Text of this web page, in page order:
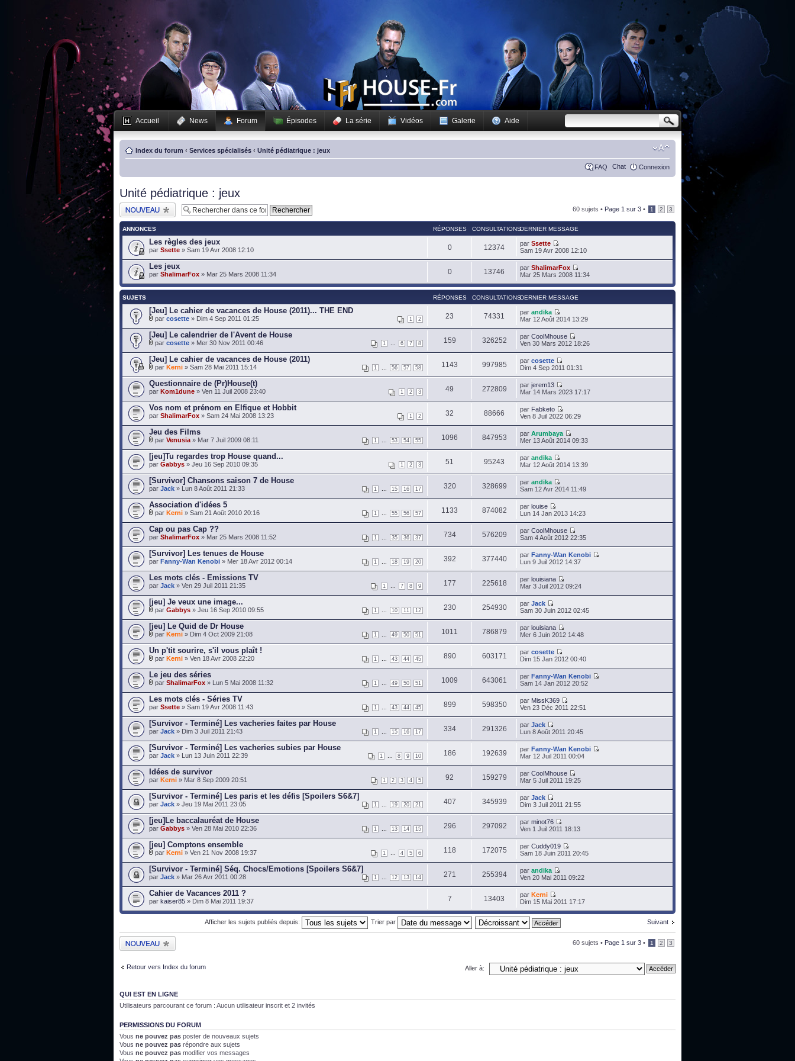
Accueil News Forum Épisodes La série Vidéos Galerie Aide
Index du forum ‹ Services spécialisés ‹ Unité pédiatrique : jeux
FAQ Chat Connexion
Unité pédiatrique : jeux
Publier un nouveau
sujet
60 sujets • Page 1 sur 3 • 1 2 3
ANNONCES RÉPONSES CONSULTATIONSDERNIER MESSAGE
Les règles des jeux
par Ssette » Sam 19 Avr 2008 12:10 0 12374 par Ssette
Sam 19 Avr 2008 12:10
Les jeux
par ShalimarFox » Mar 25 Mars 2008 11:34 0 13746 par ShalimarFox
Mar 25 Mars 2008 11:34
SUJETS RÉPONSES CONSULTATIONSDERNIER MESSAGE
[Jeu] Le cahier de vacances de House (2011)... THE END
1 2
par cosette » Dim 4 Sep 2011 01:25 23 74331 par andika
Mar 12 Août 2014 13:29
[Jeu] Le calendrier de l'Avent de House
1 6 7 8
par cosette » Mer 30 Nov 2011 00:46 159 326252 par CoolMhouse
Ven 30 Mars 2012 18:26
[Jeu] Le cahier de vacances de House (2011)
1 56 57 58
par Kerni » Sam 28 Mai 2011 15:14 1143 997985 par cosette
Dim 4 Sep 2011 01:31
Questionnaire de (Pr)House(t)
1 2 3
par Kom1dune » Ven 11 Juil 2008 23:40 49 272809 par jerem13
Mar 14 Mars 2023 17:17
Vos nom et prénom en Elfique et Hobbit
1 2
par ShalimarFox » Sam 24 Mai 2008 13:23 32 88666 par Fabketo
Ven 8 Juil 2022 06:29
Jeu des Films
1 53 54 55
par Venusia » Mar 7 Juil 2009 08:11 1096 847953 par Arumbaya
Mer 13 Août 2014 09:33
[jeu]Tu regardes trop House quand...
1 2 3
par Gabbys » Jeu 16 Sep 2010 09:35 51 95243 par andika
Mar 12 Août 2014 13:39
[Survivor] Chansons saison 7 de House
1 15 16 17
par Jack » Lun 8 Août 2011 21:33 320 328699 par andika
Sam 12 Avr 2014 11:49
Association d'idées 5
1 55 56 57
par Kerni » Sam 21 Août 2010 20:16 1133 874082 par louise
Lun 14 Jan 2013 14:23
Cap ou pas Cap ??
1 35 36 37
par ShalimarFox » Mar 25 Mars 2008 11:52 734 576209 par CoolMhouse
Sam 4 Août 2012 22:35
[Survivor] Les tenues de House
1 18 19 20
par Fanny-Wan Kenobi » Mer 18 Avr 2012 00:14 392 377440 par Fanny-Wan Kenobi
Lun 9 Juil 2012 14:37
Les mots clés - Emissions TV
1 7 8 9
par Jack » Ven 29 Juil 2011 21:35 177 225618 par louisiana
Mar 3 Juil 2012 09:24
[jeu] Je veux une image...
1 10 11 12
par Gabbys » Jeu 16 Sep 2010 09:55 230 254930 par Jack
Sam 30 Juin 2012 02:45
[jeu] Le Quid de Dr House
1 49 50 51
par Kerni » Dim 4 Oct 2009 21:08 1011 786879 par louisiana
Mer 6 Juin 2012 14:48
Un p'tit sourire, s'il vous plaît !
1 43 44 45
par Kerni » Ven 18 Avr 2008 22:20 890 603171 par cosette
Dim 15 Jan 2012 00:40
Le jeu des séries
1 49 50 51
par ShalimarFox » Lun 5 Mai 2008 11:32 1009 643061 par Fanny-Wan Kenobi
Sam 14 Jan 2012 20:52
Les mots clés - Séries TV
1 43 44 45
par Ssette » Sam 19 Avr 2008 11:43 899 598350 par MissK369
Ven 23 Déc 2011 22:51
[Survivor - Terminé] Les vacheries faites par House
1 15 16 17
par Jack » Dim 3 Juil 2011 21:43 334 291326 par Jack
Lun 8 Août 2011 20:45
[Survivor - Terminé] Les vacheries subies par House
1 8 9 10
par Jack » Lun 13 Juin 2011 22:39 186 192639 par Fanny-Wan Kenobi
Mar 12 Juil 2011 00:04
Idées de survivor
1 2 3 4 5
par Kerni » Mar 8 Sep 2009 20:51 92 159279 par CoolMhouse
Mar 5 Juil 2011 19:25
[Survivor - Terminé] Les paris et les défis [Spoilers S6&7]
1 19 20 21
par Jack » Jeu 19 Mai 2011 23:05 407 345939 par Jack
Dim 3 Juil 2011 21:55
[jeu]Le baccalauréat de House
1 13 14 15
par Gabbys » Ven 28 Mai 2010 22:36 296 297092 par minot76
Ven 1 Juil 2011 18:13
[jeu] Comptons ensemble
1 4 5 6
par Kerni » Ven 21 Nov 2008 19:37 118 172075 par Cuddy019
Sam 18 Juin 2011 20:45
[Survivor - Terminé] Séq. Chocs/Emotions [Spoilers S6&7]
1 12 13 14
par Jack » Mar 26 Avr 2011 00:28 271 255394 par andika
Ven 20 Mai 2011 09:22
Cahier de Vacances 2011 ?
par kaiser85 » Dim 8 Mai 2011 19:37 7 13403 par Kerni
Dim 15 Mai 2011 17:17
Suivant
Afficher les sujets publiés depuis: Trier par
Publier un nouveau
sujet
60 sujets • Page 1 sur 3 • 1 2 3
Retour vers Index du forum Aller à:
QUI EST EN LIGNE
Utilisateurs parcourant ce forum : Aucun utilisateur inscrit et 2 invités
PERMISSIONS DU FORUM
Vous ne pouvez pas poster de nouveaux sujets
Vous ne pouvez pas répondre aux sujets
Vous ne pouvez pas modifier vos messages